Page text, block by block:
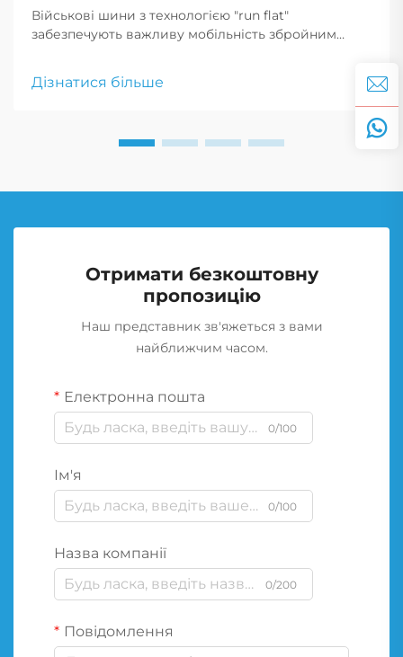
Військові шини з технологією "run flat"
забезпечують важливу мобільність збройним
важливим для тактичних маневрів і екстрених
Дізнатися більше
Отримати безкоштовну
пропозицію
Наш представник зв'яжеться з вами
найближчим часом.
Електронна пошта
0/100
Ім'я
0/100
Назва компанії
0/200
Повідомлення